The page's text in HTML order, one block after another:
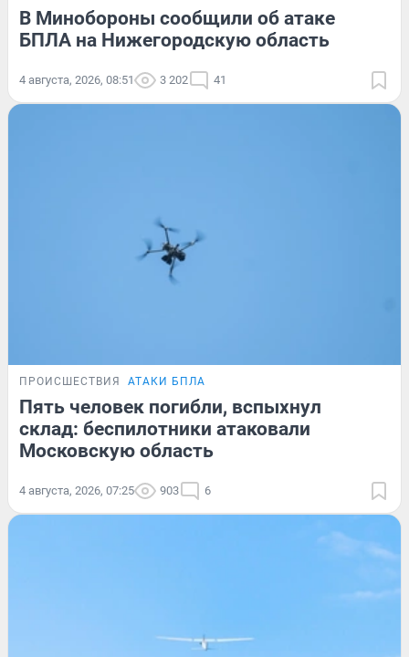
В Минобороны сообщили об атаке
БПЛА на Нижегородскую область
4 августа, 2026, 08:51 3 202 41
ПРОИСШЕСТВИЯ АТАКИ БПЛА
Пять человек погибли, вспыхнул
склад: беспилотники атаковали
Московскую область
4 августа, 2026, 07:25 903 6